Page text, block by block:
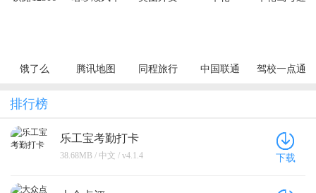
饿了么 腾讯地图 同程旅行 中国联通 驾校一点通
排行榜
乐工宝考勤打卡
38.68MB / 中文 / v4.1.4 下载